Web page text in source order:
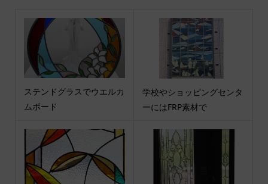
ステンドグラスでウエルカ
ムボード
学校やショッピングセンタ
ーにはFRP素材で